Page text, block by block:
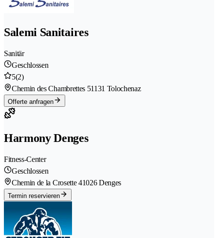
Salemi Sanitaires
Sanitär
Geschlossen
5(2)
Chemin des Chambrettes 51131 Tolochenaz
Offerte anfragen
Harmony Denges
Fitness-Center
Geschlossen
Chemin de la Crosette 41026 Denges
Termin reservieren